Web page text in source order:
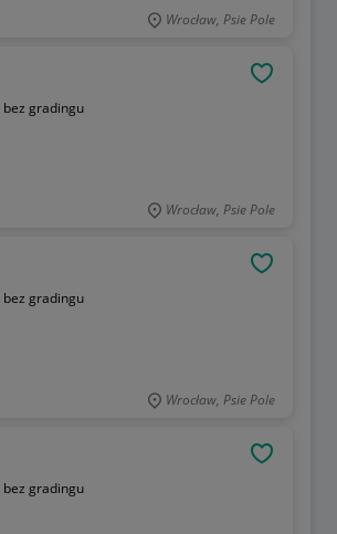
Wrocław, Psie Pole
bez gradingu
Wrocław, Psie Pole
bez gradingu
Wrocław, Psie Pole
bez gradingu